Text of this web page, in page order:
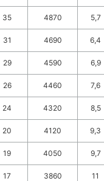
35 4870 5,7
31 4690 6,4
29 4590 6,9
26 4460 7,6
24 4320 8,5
20 4120 9,3
19 4050 9,7
17 3860 11